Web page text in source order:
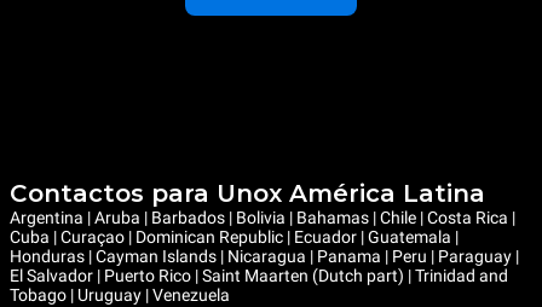
Contactos para Unox América Latina
Argentina | Aruba | Barbados | Bolivia | Bahamas | Chile | Costa Rica |
Cuba | Curaçao | Dominican Republic | Ecuador | Guatemala |
Honduras | Cayman Islands | Nicaragua | Panama | Peru | Paraguay |
El Salvador | Puerto Rico | Saint Maarten (Dutch part) | Trinidad and
Tobago | Uruguay | Venezuela